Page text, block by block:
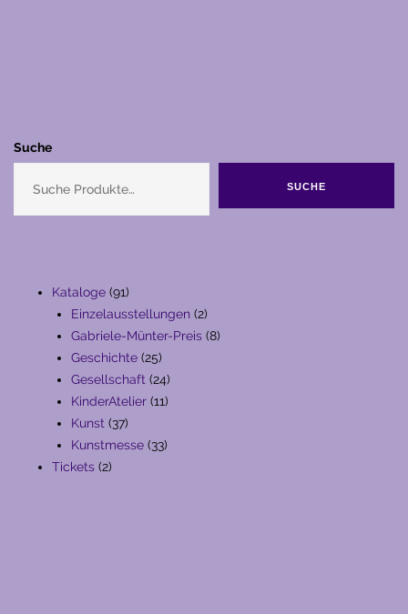
Suche
SUCHE
Kataloge 9191
Produkte
Einzelausstellungen 22
Produkte
Gabriele-Münter-Preis 88
Geschichte 2525
Produkte
Gesellschaft 2424
Produkte
KinderAtelier 1111
Kunst 3737
Produkte
Kunstmesse 3333
Tickets 22